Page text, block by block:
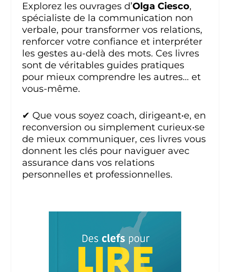
Explorez les ouvrages d’Olga Ciesco,
spécialiste de la communication non
verbale, pour transformer vos relations,
renforcer votre confiance et interpréter
les gestes au-delà des mots. Ces livres
sont de véritables guides pratiques
pour mieux comprendre les autres… et
vous-même.
✔ Que vous soyez coach, dirigeant•e, en
reconversion ou simplement curieux•se
de mieux communiquer, ces livres vous
donnent les clés pour naviguer avec
assurance dans vos relations
personnelles et professionnelles.